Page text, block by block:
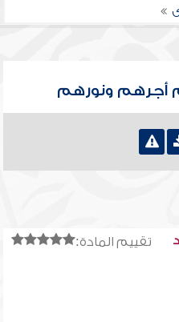
أجرهم ونورهم
تقييم المادة: